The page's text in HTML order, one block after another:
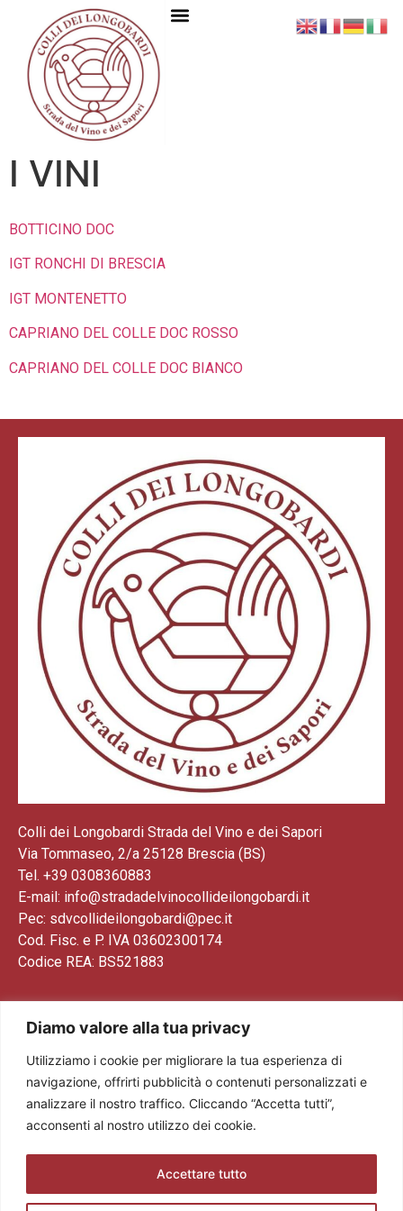
Diamo valore alla tua privacy
Utilizziamo i cookie per migliorare la tua esperienza di
navigazione, offrirti pubblicità o contenuti personalizzati e
analizzare il nostro traffico. Cliccando “Accetta tutti”,
acconsenti al nostro utilizzo dei cookie.
Accettare tutto
I VINI
BOTTICINO DOC
IGT RONCHI DI BRESCIA
IGT MONTENETTO
CAPRIANO DEL COLLE DOC ROSSO
CAPRIANO DEL COLLE DOC BIANCO
Colli dei Longobardi Strada del Vino e dei Sapori
Via Tommaseo, 2/a 25128 Brescia (BS)
Tel. +39 0308360883
E-mail: info@stradadelvinocollideilongobardi.it
Pec: sdvcollideilongobardi@pec.it
Cod. Fisc. e P. IVA 03602300174
Codice REA: BS521883